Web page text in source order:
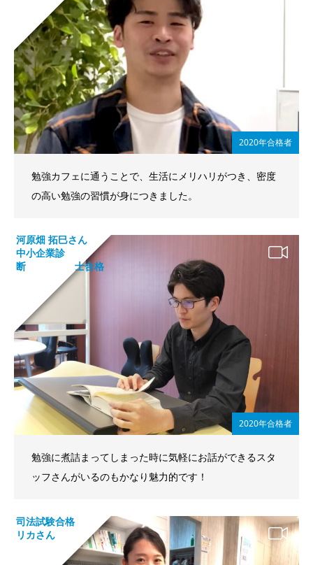
2020年合格者
勉強カフェに通うことで、生活にメリハリがつき、密度
の高い勉強の習慣が身につきました。
河原畑 拓巳さん
中小企業診
断 士合格
2020年合格者
勉強に煮詰まってしまった時に気軽にお話ができるスタ
ッフさんがいるのもかなり魅力的です！
司法試験合格
リカさん